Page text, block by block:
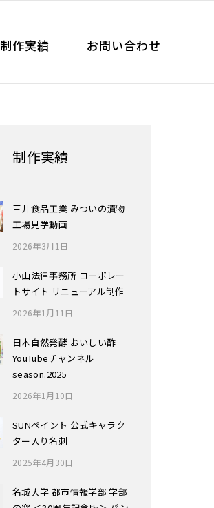
制作実績 お問い合わせ
制作実績
三井食品工業 みついの漬物
工場見学動画
2026年3月1日
小山法律事務所 コーポレー
トサイト リニューアル制作
2026年1月11日
日本自然発酵 おいしい酢
YouTubeチャンネル
season.2025
2026年1月10日
SUNペイント 公式キャラク
ター入り名刺
2025年4月30日
名城大学 都市情報学部 学部